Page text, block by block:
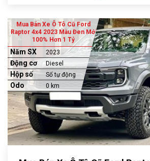
Mua Bán Xe Ô Tô Cũ Ford
Raptor 4x4 2023 Màu Đen Mới
100% Hơn 1 Tỷ
Năm SX 2023
Động cơ Diesel
Hộp số Số tự động
Odo 0 km